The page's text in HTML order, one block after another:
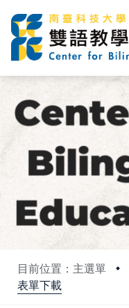
目前位置：主選單
表單下載
:::